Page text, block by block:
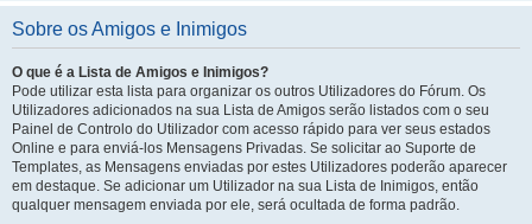
Sobre os Amigos e Inimigos
O que é a Lista de Amigos e Inimigos?
Pode utilizar esta lista para organizar os outros Utilizadores do Fórum. Os
Utilizadores adicionados na sua Lista de Amigos serão listados com o seu
Painel de Controlo do Utilizador com acesso rápido para ver seus estados
Online e para enviá-los Mensagens Privadas. Se solicitar ao Suporte de
Templates, as Mensagens enviadas por estes Utilizadores poderão aparecer
em destaque. Se adicionar um Utilizador na sua Lista de Inimigos, então
qualquer mensagem enviada por ele, será ocultada de forma padrão.